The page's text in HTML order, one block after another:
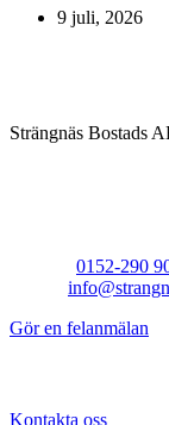
9 juli, 2026
Strängnäs Bostads
0152-290
Gör en felanmälan
Kontakta oss